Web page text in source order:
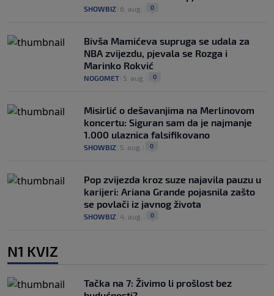
SHOWBIZ 6. aug. 0
Bivša Mamićeva supruga se udala za
NBA zvijezdu, pjevala se Rozga i
Marinko Rokvić
NOGOMET 5. aug. 0
Misirlić o dešavanjima na Merlinovom
koncertu: Siguran sam da je najmanje
1.000 ulaznica falsifikovano
SHOWBIZ 5. aug. 0
Pop zvijezda kroz suze najavila pauzu u
karijeri: Ariana Grande pojasnila zašto
se povlači iz javnog života
SHOWBIZ 4. aug. 0
N1 KVIZ
Tačka na 7: Živimo li prošlost bez